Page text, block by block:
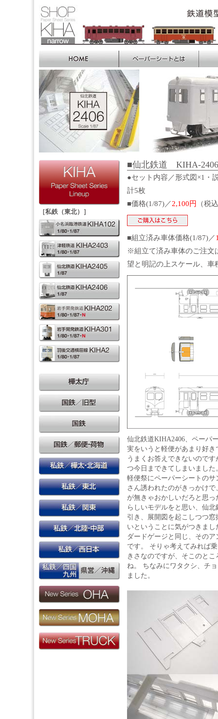
■仙北鉄道 KIHA-
●セット内容／形式図×1
計5枚
■価格(1/87)／2,100円 （税
■組立済み車体価格(1/87)／
※組立て済み車体のご注文
望と明記の上スケール、車
仙北鉄道KIHA2406、ペーパ
実をいうと軽便があまり好
うまくお答えできないので
つ今日まできてしまいまし
軽便祭にペーパーシートの
さん誘われたのがきっかけ
が無きゃおかしいだろと思
らしいモデルをと思い、仙
引き、展開図を起こしつつ
いということに気がつきま
ダードゲージと同じ、その
です。 そりゃ考えてみれば
きさなのですが、そこのと
ね。 ちなみにワタクシ、チ
ました。
［私鉄（東北）］